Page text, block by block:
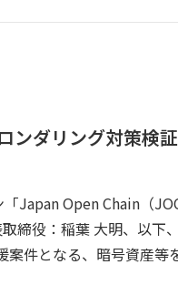
ンダリング対策検
Japan Open Chain（
締役：稲葉 大明、以下
件となる、暗号資産等